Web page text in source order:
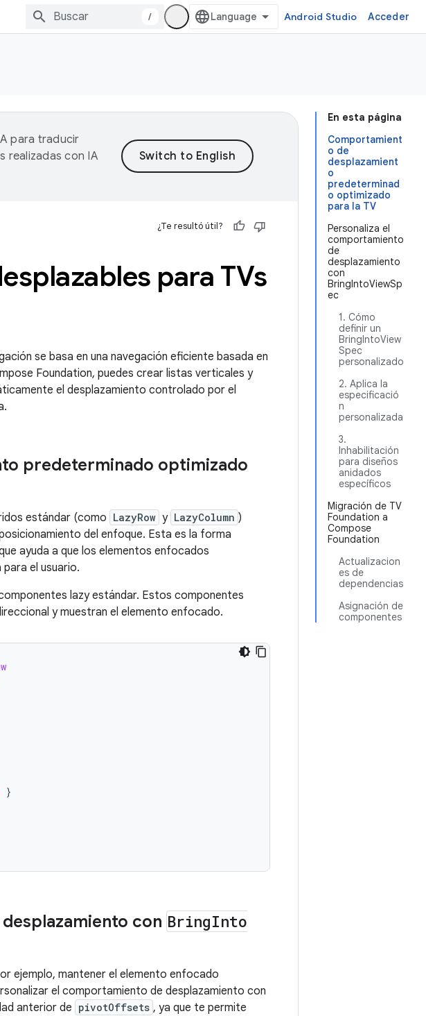
/ Android Studio Acceder
En esta página
Comportamient
o de
desplazamient
o
predeterminad
o optimizado
para la TV
Personaliza el
comportamiento
de
desplazamiento
con
BringIntoViewSp
ec
1. Cómo
definir un
BringIntoView
Spec
personalizado
2. Aplica la
especificació
n
personalizada
3.
Inhabilitación
para diseños
anidados
específicos
Migración de TV
Foundation a
Compose
Foundation
Actualizacion
es de
dependencias
Asignación de
componentes
para traducir
realizadas con IA
¿Te resultó útil?
para TVs
se basa en una navegación eficiente basada en
Foundation, puedes crear listas verticales y
el desplazamiento controlado por el
predeterminado optimizado
estándar (como LazyRow y LazyColumn )
del enfoque. Esta es la forma
ayuda a que los elementos enfocados
el usuario.
lazy estándar. Estos componentes
y muestran el elemento enfocado.
}
con BringInto
ejemplo, mantener el elemento enfocado
el comportamiento de desplazamiento con
anterior de pivotOffsets , ya que te permite